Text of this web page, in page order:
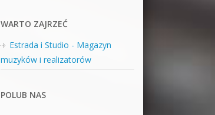
WARTO ZAJRZEĆ
Estrada i Studio - Magazyn
muzyków i realizatorów
POLUB NAS